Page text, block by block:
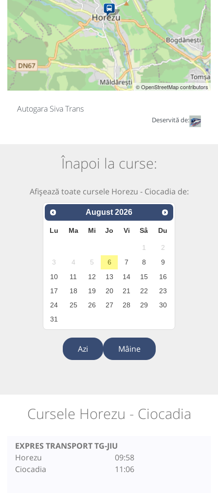
© OpenStreetMap contributors
Autogara Siva Trans
Deservită de:
Înapoi la curse:
Afișează toate cursele Horezu - Ciocadia de:
August 2026
Lu Ma Mi Jo Vi Sâ Du
1
2
3
4 5 6 7 8
9
10
11 12 13 14 15
16
17
18 19 20 21 22
23
24
25 26 27 28 29
30
31
Azi Mâine
Cursele Horezu - Ciocadia
EXPRES TRANSPORT TG-JIU
Horezu
Ciocadia
09:58
11:06